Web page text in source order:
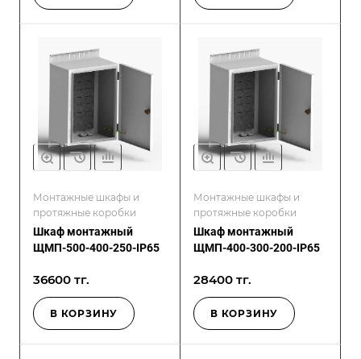
Монтажные шкафы и
протяжные коробки
Шкаф монтажный
ЩМП-500-400-250-IP65
36600 тг.
В КОРЗИНУ
Монтажные шкафы и
протяжные коробки
Шкаф монтажный
ЩМП-400-300-200-IP65
28400 тг.
В КОРЗИНУ